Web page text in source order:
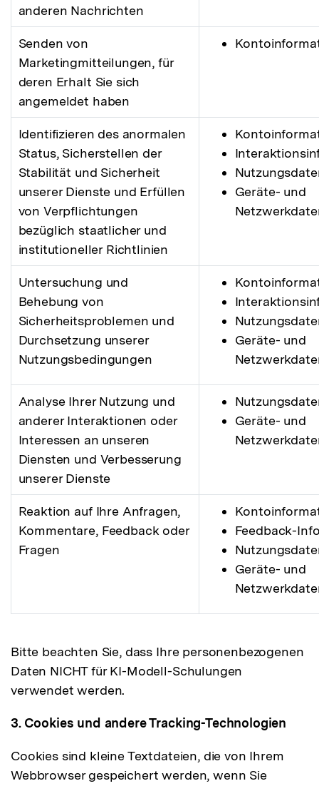
anderen Nachrichten
Senden von
Marketingmitteilungen, für
deren Erhalt Sie sich
angemeldet haben
Identifizieren des anormalen
Status, Sicherstellen der
Stabilität und Sicherheit
unserer Dienste und Erfüllen
von Verpflichtungen
bezüglich staatlicher und
institutioneller Richtlinien
Geräte- und
Untersuchung und
Behebung von
Sicherheitsproblemen und
Durchsetzung unserer
Nutzungsbedingungen
Geräte- und
Analyse Ihrer Nutzung und
anderer Interaktionen oder
Interessen an unseren
Diensten und Verbesserung
unserer Dienste
Geräte- und
Reaktion auf Ihre Anfragen,
Kommentare, Feedback oder
Fragen
Feedback-
Geräte- und
Bitte beachten Sie, dass Ihre personenbezogenen
Daten NICHT für KI-Modell-Schulungen
verwendet werden.
3. Cookies und andere Tracking-Technologien
Cookies sind kleine Textdateien, die von Ihrem
Webbrowser gespeichert werden, wenn Sie